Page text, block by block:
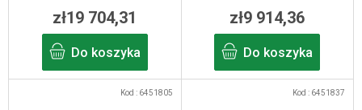
zł19 704,31
Do koszyka
zł9 914,36
Do koszyka
Kod : 6451805 Kod : 6451837